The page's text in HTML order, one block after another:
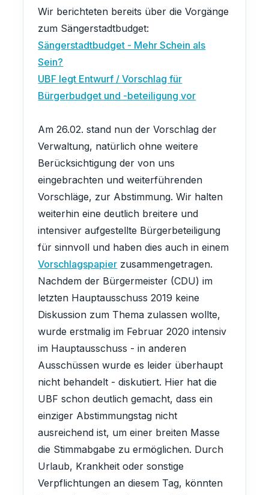
Wir berichteten bereits über die Vorgänge
zum Sängerstadtbudget:
Sängerstadtbudget - Mehr Schein als
Sein?
UBF legt Entwurf / Vorschlag für
Bürgerbudget und -beteiligung vor
Am 26.02. stand nun der Vorschlag der
Verwaltung, natürlich ohne weitere
Berücksichtigung der von uns
eingebrachten und weiterführenden
Vorschläge, zur Abstimmung. Wir halten
weiterhin eine deutlich breitere und
intensiver aufgestellte Bürgerbeteiligung
für sinnvoll und haben dies auch in einem
Vorschlagspapier zusammengetragen.
Nachdem der Bürgermeister (CDU) im
letzten Hauptausschuss 2019 keine
Diskussion zum Thema zulassen wollte,
wurde erstmalig im Februar 2020 intensiv
im Hauptausschuss - in anderen
Ausschüssen wurde es leider überhaupt
nicht behandelt - diskutiert. Hier hat die
UBF schon deutlich gemacht, dass ein
einziger Abstimmungstag nicht
ausreichend ist, um einer breiten Masse
die Stimmabgabe zu ermöglichen. Durch
Urlaub, Krankheit oder sonstige
Verpflichtungen an diesem Tag, könnten